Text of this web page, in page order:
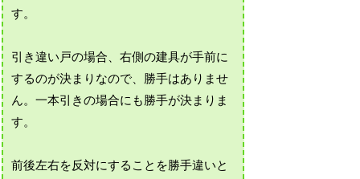
す。
引き違い戸の場合、右側の建具が手前に
するのが決まりなので、勝手はありませ
ん。一本引きの場合にも勝手が決まりま
す。
前後左右を反対にすることを勝手違いと